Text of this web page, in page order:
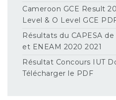
Cameroon GCE Result
Level & O Level GCE
Résultats du CAPESA de
et ENEAM 2020 2021
Résultat Concours IUT
Télécharger le PDF